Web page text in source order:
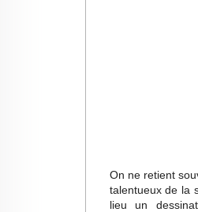
On ne retient
talentueux de la
lieu un